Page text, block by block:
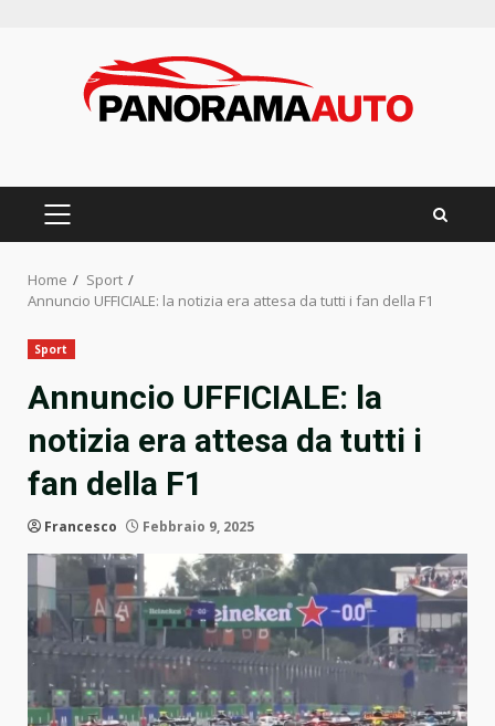
PRIMARY
Home
Sport
Annuncio UFFICIALE: la notizia era attesa da tutti i fan della F1
Sport
Annuncio UFFICIALE: la
notizia era attesa da tutti i
fan della F1
Francesco Febbraio 9, 2025